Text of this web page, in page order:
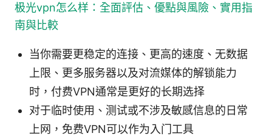
极光vpn怎么样：全面評估、優點與風險、實用指
南與比較
当你需要更稳定的连接、更高的速度、无数据
上限、更多服务器以及对流媒体的解锁能力
时，付费VPN通常是更好的长期选择
对于临时使用、测试或不涉及敏感信息的日常
上网，免费VPN可以作为入门工具